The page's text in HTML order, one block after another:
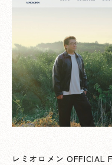
レミオロメン OFFICIAL